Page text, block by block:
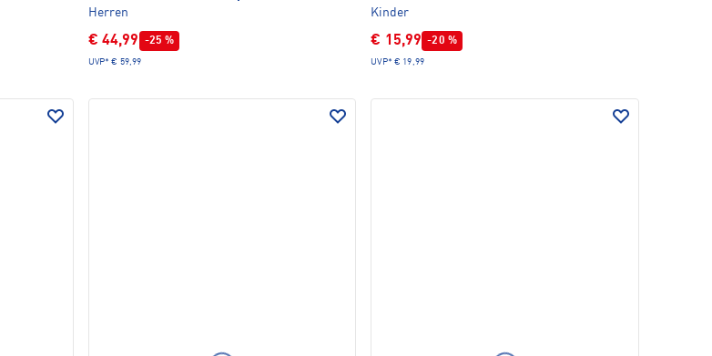
Herren
€ 44,99 -25 %
UVP* € 59,99
Kinder
€ 15,99 -20 %
UVP* € 19,99